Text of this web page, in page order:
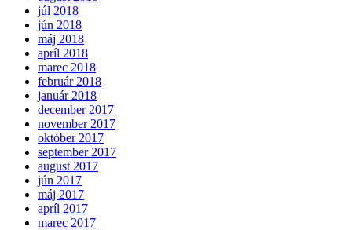
júl 2018
jún 2018
máj 2018
apríl 2018
marec 2018
február 2018
január 2018
december 2017
november 2017
október 2017
september 2017
august 2017
jún 2017
máj 2017
apríl 2017
marec 2017